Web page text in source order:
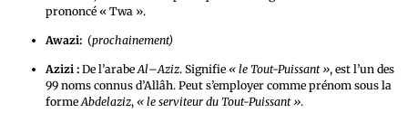
prononcé « Twa ».
Awazi: (prochainement)
Azizi : De l’arabe Al–Aziz. Signifie « le Tout-Puissant », est l’un des
99 noms connus d’Allâh. Peut s’employer comme prénom sous la
forme Abdelaziz, « le serviteur du Tout-Puissant ».